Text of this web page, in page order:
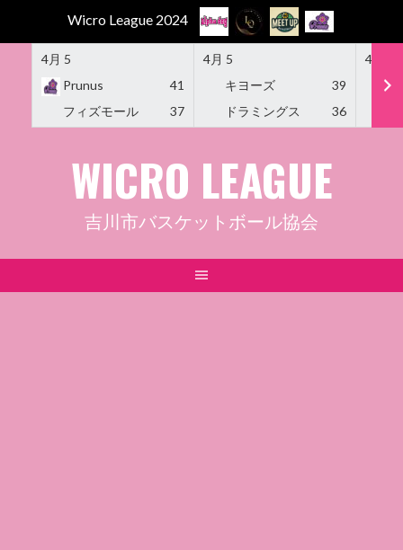
Wicro League 2024
4月 5
Prunus
41
フィズモール
37
4月 5
キヨーズ
39
ドラミングス
36
4月 5
WICRO LEAGUE
吉川市バスケットボール協会